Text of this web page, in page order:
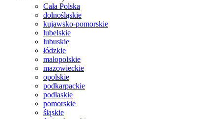
Cała Polska
dolnośląskie
kujawsko-pomorskie
lubelskie
lubuskie
łódzkie
małopolskie
mazowieckie
opolskie
podkarpackie
podlaskie
pomorskie
śląskie